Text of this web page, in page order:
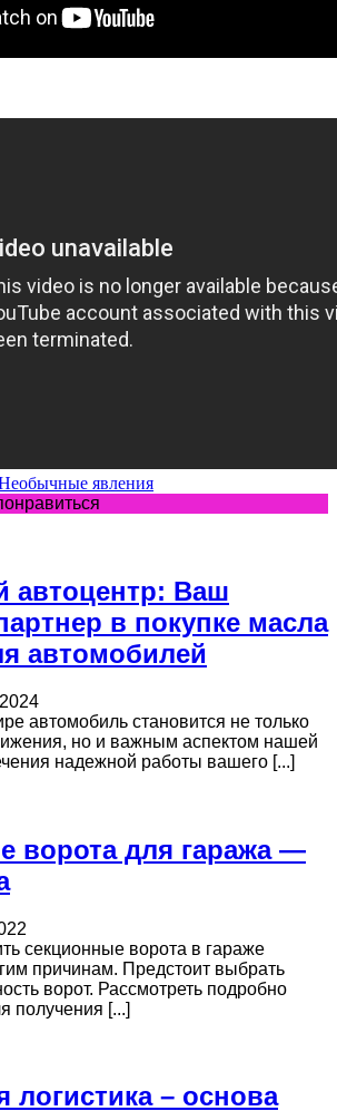
явления
автоцентр: Ваш
в покупке масла
автомобилей
автомобиль становится не только
но и важным аспектом нашей
надежной работы вашего [...]
ворота для гаража —
секционные ворота в гараже
причинам. Предстоит выбрать
ворот. Рассмотреть подробно
получения [...]
логистика – основа